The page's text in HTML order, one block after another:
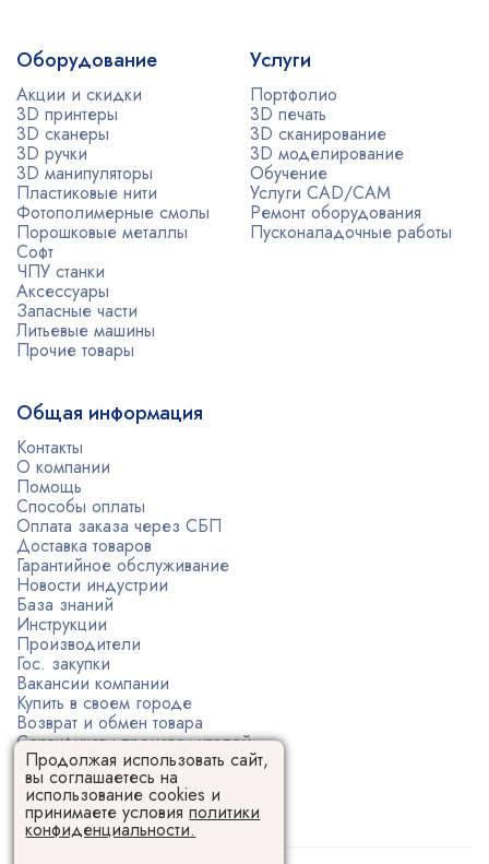
Оборудование
Акции и скидки
3D принтеры
3D сканеры
3D ручки
3D манипуляторы
Пластиковые нити
Фотополимерные смолы
Порошковые металлы
Софт
ЧПУ станки
Аксессуары
Запасные части
Литьевые машины
Прочие товары
Услуги
Портфолио
3D печать
3D сканирование
3D моделирование
Обучение
Услуги CAD/CAM
Ремонт оборудования
Пусконаладочные работы
Общая информация
Контакты
О компании
Помощь
Способы оплаты
Оплата заказа через СБП
Доставка товаров
Гарантийное обслуживание
Новости индустрии
База знаний
Инструкции
Производители
Гос. закупки
Вакансии компании
Купить в своем городе
Возврат и обмен товара
Сертификаты производителей
Политика конфиденциальности
Пользовательское соглашение
Продолжая использовать сайт,
вы соглашаетесь на
использование cookies и
принимаете условияполитики
конфиденциальности.